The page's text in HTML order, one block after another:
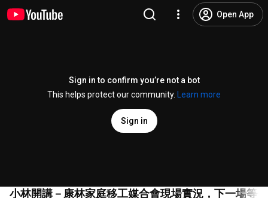
Open App
Sign in to confirm you’re not a bot
This helps protect our community.
Learn more
Sign in
小林開講－康林家庭移工媒合會現場實況，下一場等